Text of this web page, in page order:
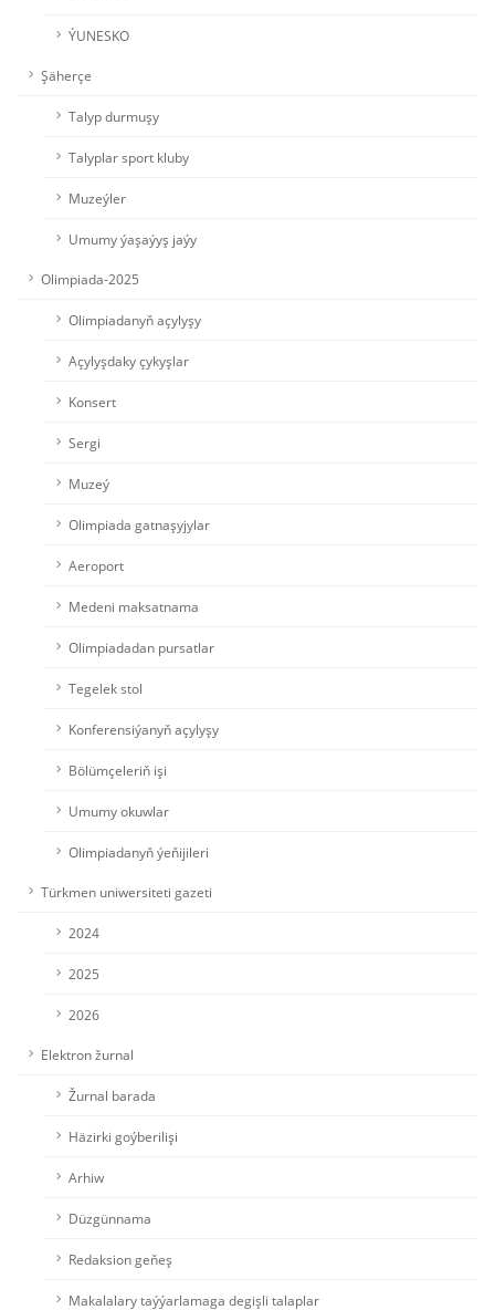
ÝUNESKO
Şäherçe
Talyp durmuşy
Talyplar sport kluby
Muzeýler
Umumy ýaşaýyş jaýy
Olimpiada-2025
Olimpiadanyň açylyşy
Açylyşdaky çykyşlar
Konsert
Sergi
Muzeý
Olimpiada gatnaşyjylar
Aeroport
Medeni maksatnama
Olimpiadadan pursatlar
Tegelek stol
Konferensiýanyň açylyşy
Bölümçeleriň işi
Umumy okuwlar
Olimpiadanyň ýeňijileri
Türkmen uniwersiteti gazeti
2024
2025
2026
Elektron žurnal
Žurnal barada
Häzirki goýberilişi
Arhiw
Düzgünnama
Redaksion geňeş
Makalalary taýýarlamaga degişli talaplar